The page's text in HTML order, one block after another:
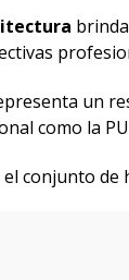
un
como la
conjunto